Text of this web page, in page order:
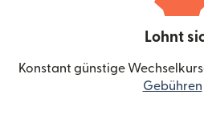
Lohnt
Konstant günstige
Gebühren